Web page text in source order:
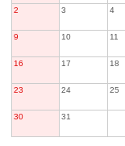
2 3 4
9 10 11
16 17 18
23 24 25
30 31